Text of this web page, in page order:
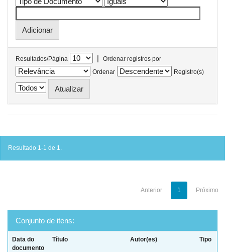
Resultados/Página |
Ordenar registros por
Ordenar
Registro(s)
Resultado 1-1 de 1.
Anterior 1 Próximo
Conjunto de itens:
Data do
documento
Título Autor(es) Tipo